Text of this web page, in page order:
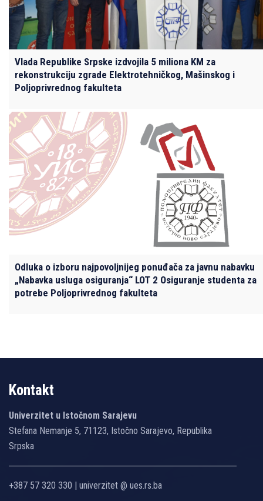
Vlada Republike Srpske izdvojila 5 miliona KM za
rekonstrukciju zgrade Elektrotehničkog, Mašinskog i
Poljoprivrednog fakulteta
Odluka o izboru najpovoljnijeg ponuđača za javnu nabavku
„Nabavka usluga osiguranja“ LOT 2 Osiguranje studenta za
potrebe Poljoprivrednog fakulteta
Kontakt
Univerzitet u Istočnom Sarajevu
Stefana Nemanje 5, 71123, Istočno Sarajevo, Republika
Srpska
+387 57 320 330 | univerzitet @ ues.rs.ba